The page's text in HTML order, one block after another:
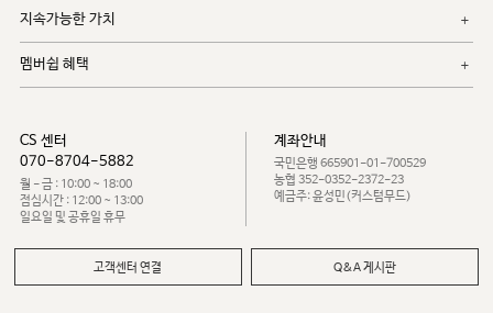
지속가능한 가치
멤버쉽 혜택
CS 센터
070-8704-5882
월 - 금 : 10:00 ~ 18:00
점심시간 : 12:00 ~ 13:00
일요일 및 공휴일 휴무
계좌안내
국민은행 665901-01-700529
농협 352-0352-2372-23
예금주: 윤성민(커스텀무드)
고객센터 연결 Q&A 게시판